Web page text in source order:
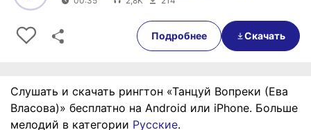
00:35
Подробнее Скачать
Слушать и скачать рингтон «Танцуй Вопреки (Ева
Власова)» бесплатно на Android или iPhone. Больше
мелодий в категории Русские.